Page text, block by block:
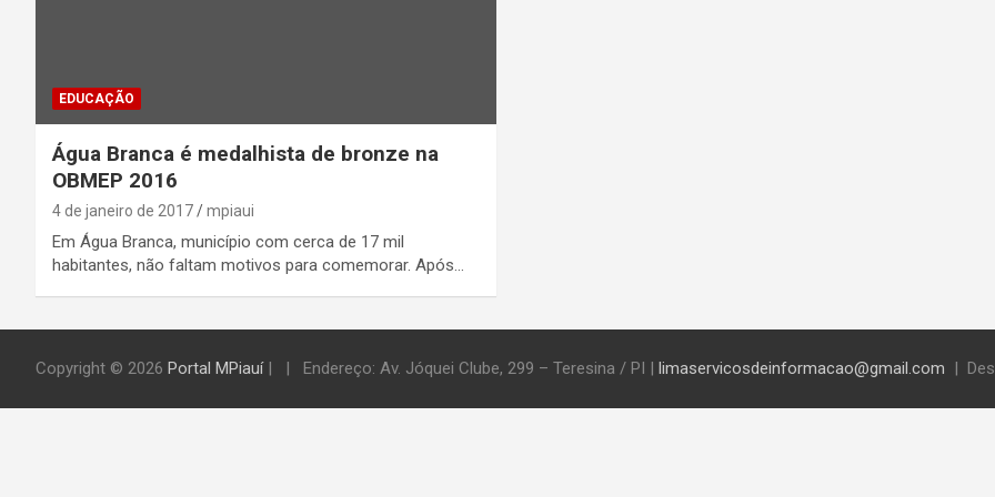
EDUCAÇÃO
Água Branca é medalhista de bronze na
OBMEP 2016
4 de janeiro de 2017 mpiaui
Em Água Branca, município com cerca de 17 mil
habitantes, não faltam motivos para comemorar. Após…
Copyright © 2026 Portal MPiauí| Endereço: Av. Jóquei Clube, 299 – Teresina / PI | limaservicosdeinformacao@gmail.com